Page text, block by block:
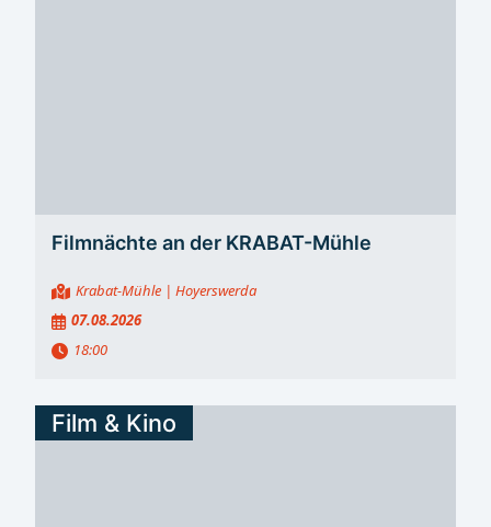
Filmnächte an der KRABAT-Mühle
Krabat-Mühle | Hoyerswerda
07.08.2026
18:00
Film & Kino